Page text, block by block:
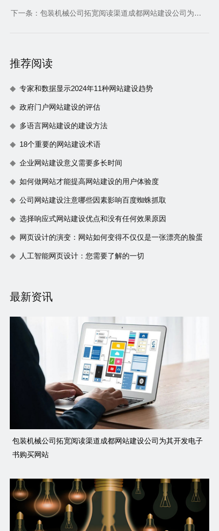
下一条： 包装机械公司拓宽阅读渠道成都网站建设公司为其开发电子书购买网站
推荐阅读
专家和数据显示2024年11种网站建设趋势
政府门户网站建设的评估
多语言网站建设的建设方法
18个重要的网站建设术语
企业网站建设意义需要多长时间
如何做网站才能提高网站建设的用户体验度
公司网站建设注意哪些因素影响百度蜘蛛抓取
选择响应式网站建设优点和没有任何效果原因
网页设计的演变：网站如何变得不仅仅是一张漂亮的脸蛋
人工智能网页设计：您需要了解的一切
最新资讯
包装机械公司拓宽阅读渠道成都网站建设公司为其开发电子
书购买网站